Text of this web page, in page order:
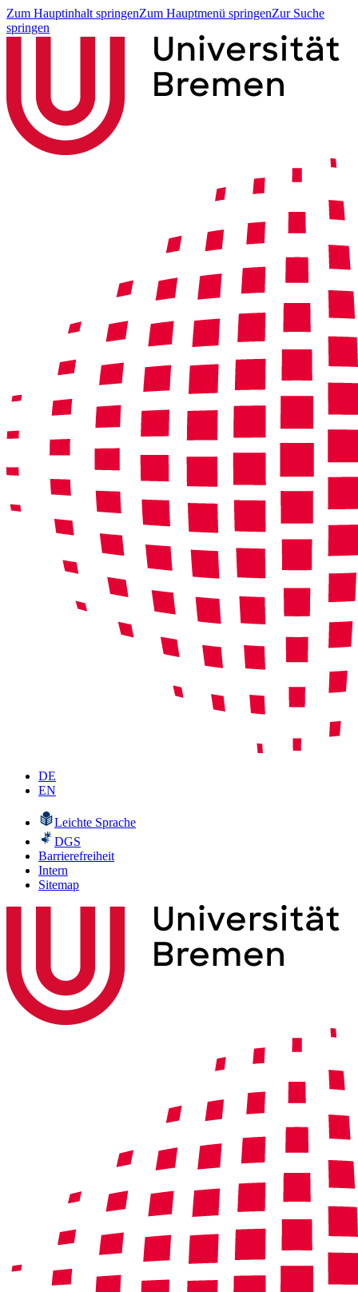
Zum Hauptinhalt springenZum Hauptmenü springenZur Suche
springen
DE
EN
Leichte Sprache
DGS
Barrierefreiheit
Intern
Sitemap